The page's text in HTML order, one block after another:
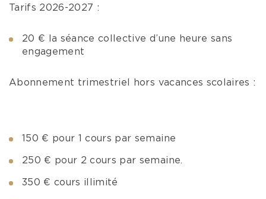
Tarifs 2026-2027 :
20 € la séance collective d’une heure sans
engagement
Abonnement trimestriel hors vacances scolaires :
150 € pour 1 cours par semaine
250 € pour 2 cours par semaine.
350 € cours illimité